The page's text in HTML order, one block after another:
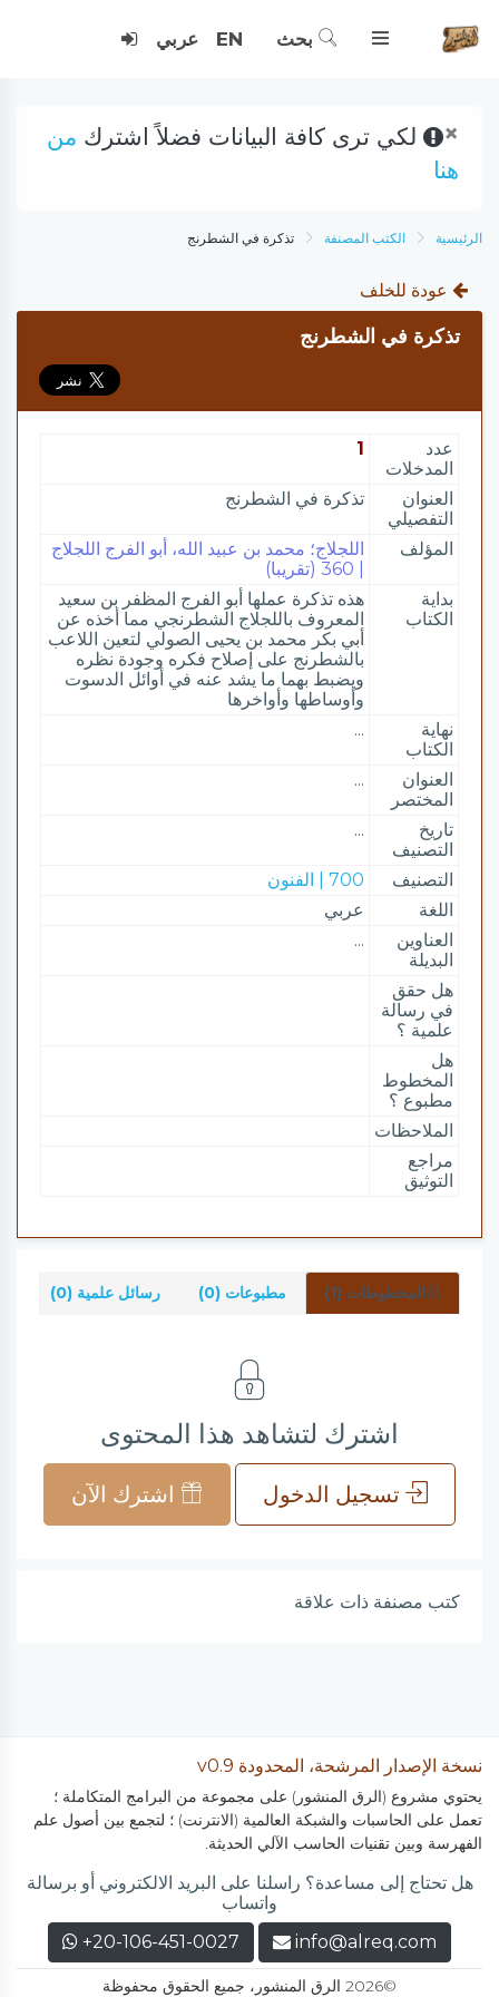
بحث EN عربي
× لكي ترى كافة البيانات فضلاً اشترك من
هنا
الرئيسية الكتب المصنفة تذكرة في الشطرنج
عودة للخلف
تذكرة في الشطرنج
عدد
المدخلات
1
العنوان
التفصيلي
تذكرة في الشطرنج
المؤلف
اللجلاج؛ محمد بن عبيد الله، أبو الفرج اللجلاج
بداية
الكتاب
هذه تذكرة عملها أبو الفرج المظفر بن سعيد
المعروف باللجلاج الشطرنجي مما أخذه عن
أبي بكر محمد بن يحيى الصولي لتعين اللاعب
بالشطرنج على إصلاح فكره وجودة نظره
ويضبط بهما ما يشد عنه في أوائل الدسوت
وأوساطها وأواخرها
نهاية
الكتاب
...
العنوان
المختصر
...
تاريخ
التصنيف
...
التصنيف
700 | الفنون
اللغة
عربي
العناوين
البديلة
...
هل حقق
في رسالة
علمية ؟
هل
المخطوط
مطبوع ؟
الملاحظات
مراجع
التوثيق
المخطوطات (1) مطبوعات (0) رسائل علمية (0)
اشترك لتشاهد هذا المحتوى
تسجيل الدخول اشترك الآن
كتب مصنفة ذات علاقة
نسخة الإصدار المرشحة، المحدودة v0.9
يحتوي مشروع (الرق المنشور) على مجموعة من البرامج المتكاملة ؛
تعمل على الحاسبات والشبكة العالمية (الانترنت) ؛ لتجمع بين أصول علم
الفهرسة وبين تقنيات الحاسب الآلي الحديثة.
هل تحتاج إلى مساعدة؟ راسلنا على البريد الالكتروني أو برسالة
واتساب
info@alreq.com
+20-106-451-0027
©2026 الرق المنشور، جميع الحقوق محفوظة